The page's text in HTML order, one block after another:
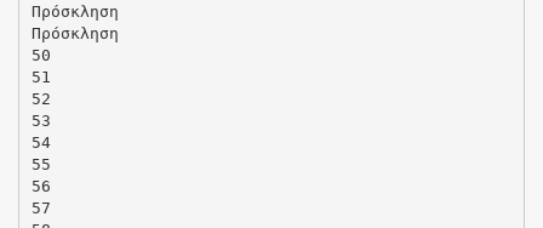
Πρόσκληση
Πρόσκληση
50
51
52
53
54
55
56
57